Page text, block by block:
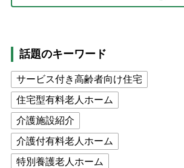
話題のキーワード
サービス付き高齢者向け住宅
住宅型有料老人ホーム
介護施設紹介
介護付有料老人ホーム
特別養護老人ホーム